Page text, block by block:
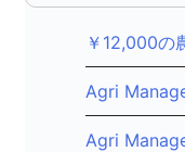
￥12,000の
Agri
Agri